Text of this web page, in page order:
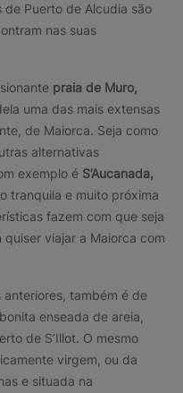
Puerto de Alcudia são
nas suas
praia de Muro,
uma das mais extensas
de Maiorca. Seja como
alternativas
exemplo é S’Aucanada,
tranquila e muito próxima
fazem com que seja
viajar a Maiorca com
anteriores, também é de
enseada de areia,
de S’Illot. O mesmo
virgem, ou da
e situada na